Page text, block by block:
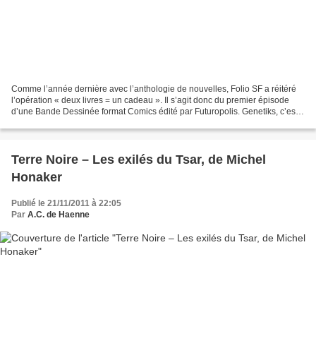
Comme l’année dernière avec l’anthologie de nouvelles, Folio SF a réitéré
l’opération « deux livres = un cadeau ». Il s’agit donc du premier épisode
d’une Bande Dessinée format Comics édité par Futuropolis. Genetiks, c’est
Terre Noire – Les exilés du Tsar, de Michel
Honaker
Publié le 21/11/2011 à 22:05
Par A.C. de Haenne